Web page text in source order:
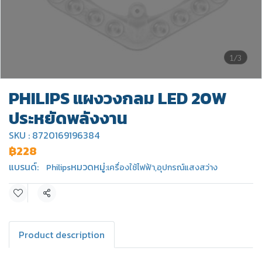
1/3
PHILIPS แผงวงกลม LED 20W
ประหยัดพลังงาน
SKU : 8720169196384
฿228
แบรนด์: Philipsหมวดหมู่:เครื่องใช้ไฟฟ้า,อุปกรณ์แสงสว่าง
แชร์
Product description